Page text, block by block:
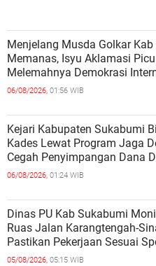
Menjelang Musda Golkar
Memanas, Isyu Aklamasi
Melemahnya Demokrasi
06/08/2026, 01:56 WIB
Kejari Kabupaten Sukabumi
Kades Lewat Program Jaga
Cegah Penyimpangan Dana
06/08/2026, 01:24 WIB
Dinas PU Kab Sukabumi
Ruas Jalan Karangtengah-
Pastikan Pekerjaan Sesuai
Teknis
05/08/2026, 05:15 WIB